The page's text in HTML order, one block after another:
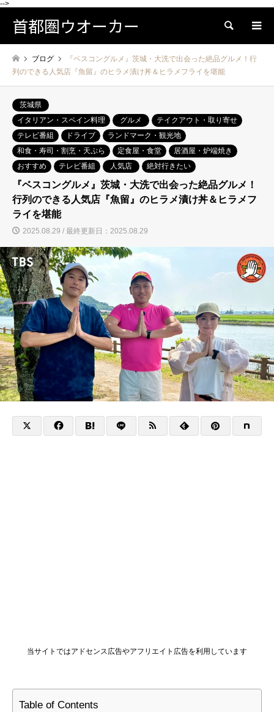
-->
首都圏ウオーカー 検索
ブログ
『ベスコングルメ』茨城・大洗で出会った絶品グルメ！行
列のできる人気店『魚留』のヒラメ漬け丼＆ヒラメフライを堪能
茨城県
イタリアン・スペイン料理
グルメ
テイクアウト・取り寄せ
テレビ番組
ドライブ
ランドマーク・観光地
和食・寿司・割烹・天ぷら
定食屋・食堂
居酒屋・炉端焼き
おすすめ
テレビ番組 人気店 絶対行きたい
『ベスコングルメ』茨城・大洗で出会った絶品グルメ！
行列のできる人気店『魚留』のヒラメ漬け丼＆ヒラメフ
ライを堪能
2025.08.29 / 最終更新日：2025.08.29
当サイトではアドセンス広告やアフリエイト広告を利用しています
Table of Contents